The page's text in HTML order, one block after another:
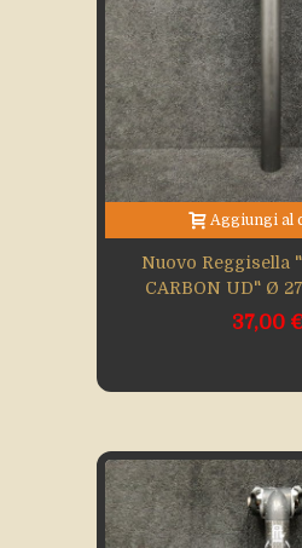
Aggiungi al
Nuovo Reggisella
CARBON UD" Ø
37,00